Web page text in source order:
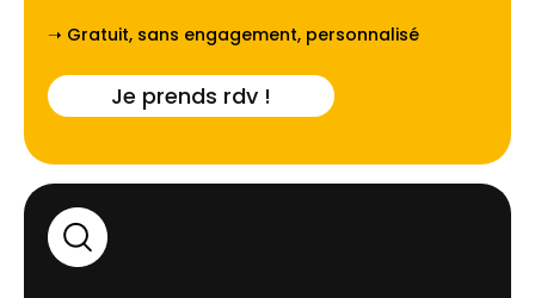
➝ Gratuit, sans engagement, personnalisé
Je prends rdv !